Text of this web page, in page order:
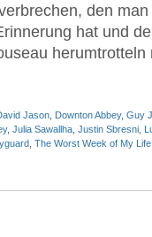
den
hat und
Jason Downton Abbey, Guy
, Julia Sawallha Justin Sbresni
The Worst Week of My Life